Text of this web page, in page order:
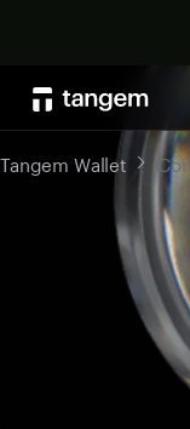
Tangem Wallet